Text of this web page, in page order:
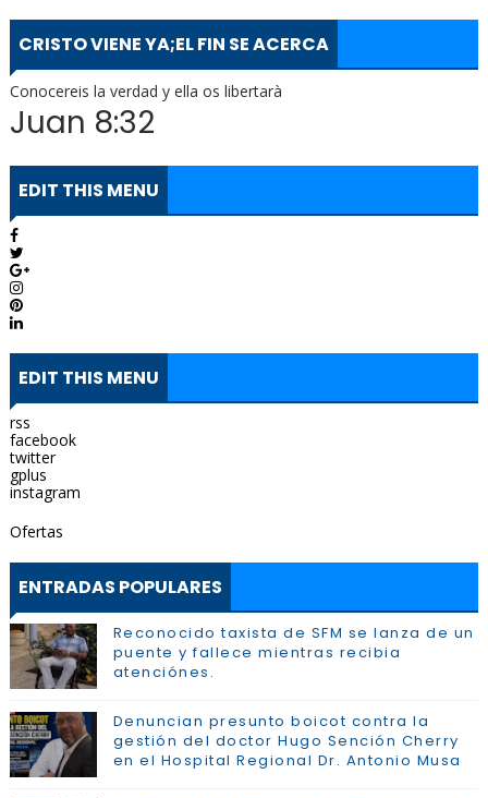
CRISTO VIENE YA;EL FIN SE ACERCA
Conocereis la verdad y ella os libertarà
Juan 8:32
EDIT THIS MENU
EDIT THIS MENU
rss
facebook
twitter
gplus
instagram
Ofertas
ENTRADAS POPULARES
Reconocido taxista de SFM se lanza de un
puente y fallece mientras recibia
atenciónes.
Denuncian presunto boicot contra la
gestión del doctor Hugo Sención Cherry
en el Hospital Regional Dr. Antonio Musa